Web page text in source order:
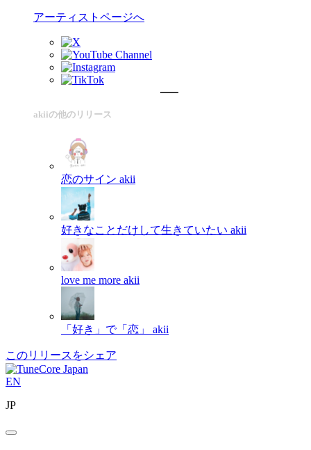
アーティストページへ
akiiの他のリリース
恋のサイン akii
好きなことだけして生きていたい akii
love me more akii
「好き」で「恋」 akii
このリリースをシェア
EN
JP